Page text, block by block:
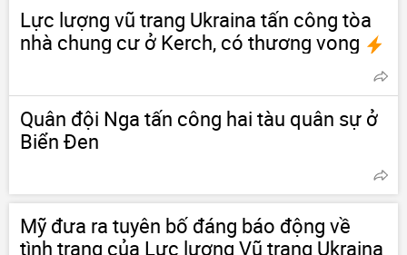
Lực lượng vũ trang Ukraina tấn công tòa
nhà chung cư ở Kerch, có thương vong
Quân đội Nga tấn công hai tàu quân sự ở
Biển Đen
Mỹ đưa ra tuyên bố đáng báo động về
tình trạng của Lực lượng Vũ trang Ukraina